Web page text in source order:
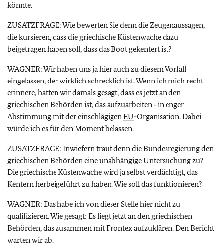
könnte.
ZUSATZFRAGE: Wie bewerten Sie denn die Zeugenaussagen,
die kursieren, dass die griechische Küstenwache dazu
beigetragen haben soll, dass das Boot gekentert ist?
WAGNER: Wir haben uns ja hier auch zu diesem Vorfall
eingelassen, der wirklich schrecklich ist. Wenn ich mich recht
erinnere, hatten wir damals gesagt, dass es jetzt an den
griechischen Behörden ist, das aufzuarbeiten ‑ in enger
Abstimmung mit der einschlägigenEU-Organisation. Dabei
würde ich es für den Moment belassen.
ZUSATZFRAGE: Inwiefern traut denn die Bundesregierung den
griechischen Behörden eine unabhängige Untersuchung zu?
Die griechische Küstenwache wird ja selbst verdächtigt, das
Kentern herbeigeführt zu haben. Wie soll das funktionieren?
WAGNER: Das habe ich von dieser Stelle hier nicht zu
qualifizieren. Wie gesagt: Es liegt jetzt an den griechischen
Behörden, das zusammen mit Frontex aufzuklären. Den Bericht
warten wir ab.